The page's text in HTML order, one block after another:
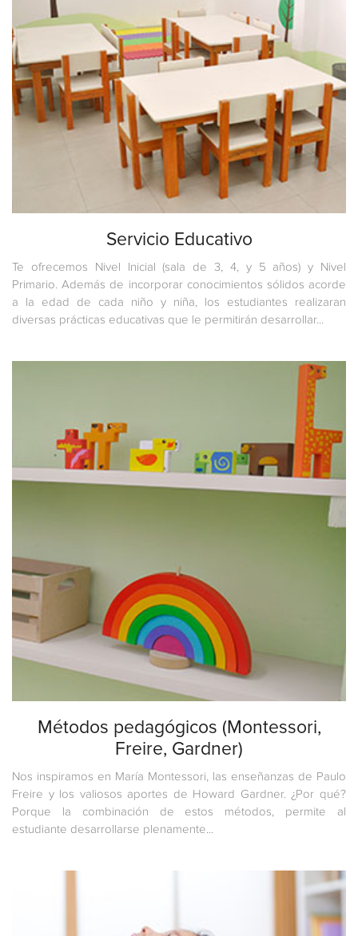
Servicio Educativo
Te ofrecemos Nivel Inicial (sala de 3, 4, y 5 años) y Nivel
Primario. Además de incorporar conocimientos sólidos acorde
a la edad de cada niño y niña, los estudiantes realizaran
diversas prácticas educativas que le permitirán desarrollar...
Métodos pedagógicos (Montessori,
Freire, Gardner)
Nos inspiramos en María Montessori, las enseñanzas de Paulo
Freire y los valiosos aportes de Howard Gardner. ¿Por qué?
Porque la combinación de estos métodos, permite al
estudiante desarrollarse plenamente...